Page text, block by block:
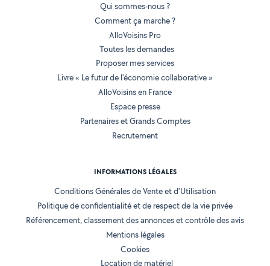
Qui sommes-nous ?
Comment ça marche ?
AlloVoisins Pro
Toutes les demandes
Proposer mes services
Livre « Le futur de l'économie collaborative »
AlloVoisins en France
Espace presse
Partenaires et Grands Comptes
Recrutement
INFORMATIONS LÉGALES
Conditions Générales de Vente et d'Utilisation
Politique de confidentialité et de respect de la vie privée
Référencement, classement des annonces et contrôle des avis
Mentions légales
Cookies
Location de matériel